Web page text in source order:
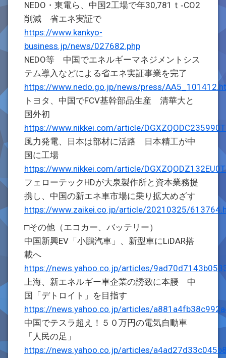
NEDO・東電ら、中国2工場で年30,781ｔ‐CO2
削減 省エネ実証で
https://www.kankyo-
business.jp/news/027682.php
NEDO等 中国でエネルギーマネジメントシス
テム導入などによる省エネ実証事業を完了
https://www.nedo.go.jp/news/press/
トヨタ、中国でFCV基幹部品生産 清華大と
国外初
https://www.nikkei.com/article/
風力発電、日本は部材に活路 日本精工が中
国に工場
https://www.nikkei.com/article/
フェローテックHDが大泉製作所と資本業務提
携し、中国の新エネ車市場に乗り拡大めざす
https://www.zaikei.co.jp/article/20210325/
□その他（エコカー、バッテリー）
中国新興EV「小鵬汽車」、新型車にLiDAR搭
載へ
https://news.yahoo.co.jp/articles/
上海、新エネルギー車企業の誘致に本腰 中
国「デトロイト」を目指す
https://news.yahoo.co.jp/articles/
中国でテスラ超え！５０万円の電気自動車
「人民の足」
https://news.yahoo.co.jp/articles/